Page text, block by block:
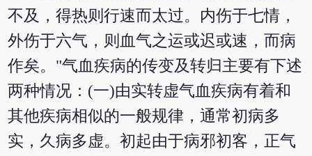
不及，得热则行速而太过。内伤于七情，
外伤于六气，则血气之运或迟或速，而病
作矣。"气血疾病的传变及转归主要有下述
两种情况：(一)由实转虚气血疾病有着和
其他疾病相似的一般规律，通常初病多
实，久病多虚。初起由于病邪初客，正气